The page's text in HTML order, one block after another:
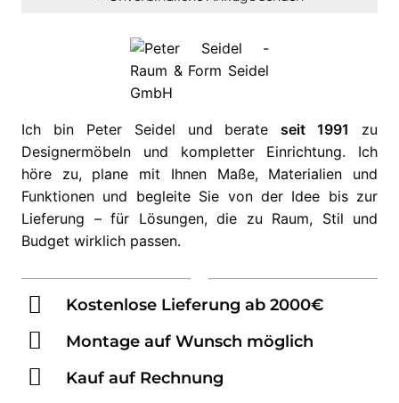
Ich bin Peter Seidel und berateseit 1991
zu
Designermöbeln und kompletter Einrichtung. Ich
höre zu, plane mit Ihnen Maße, Materialien und
Funktionen und begleite Sie von der Idee bis zur
Lieferung – für Lösungen, die zu Raum, Stil und
Budget wirklich passen.
Kostenlose Lieferung ab 2000€
Montage auf Wunsch möglich
Kauf auf Rechnung